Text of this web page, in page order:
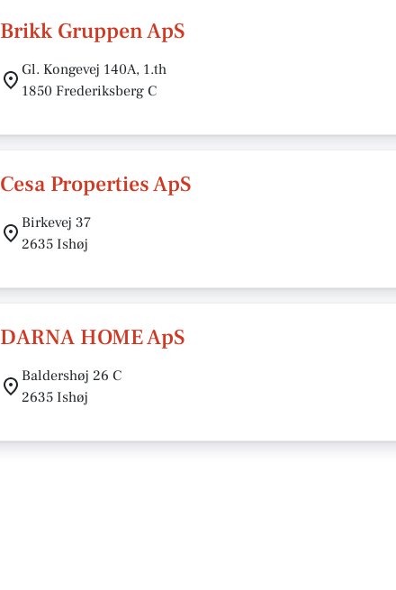
Brikk Gruppen ApS
Gl. Kongevej 140A, 1.th
1850 Frederiksberg C
Cesa Properties ApS
Birkevej 37
2635 Ishøj
DARNA HOME ApS
Baldershøj 26 C
2635 Ishøj